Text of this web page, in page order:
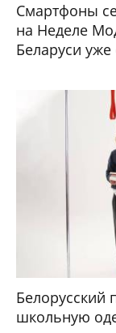
Смартфоны
на Неделе
Беларуси уже
Белорусский
школьную